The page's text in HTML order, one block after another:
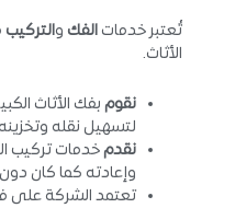
تُعتبر خدمات الفك والتركيب
الأثاث.
نقوم بفك الأثاث
لتسهيل نقله
نقدمخدمات تركيب
وإعادته كما كان
تعتمد الشركة على